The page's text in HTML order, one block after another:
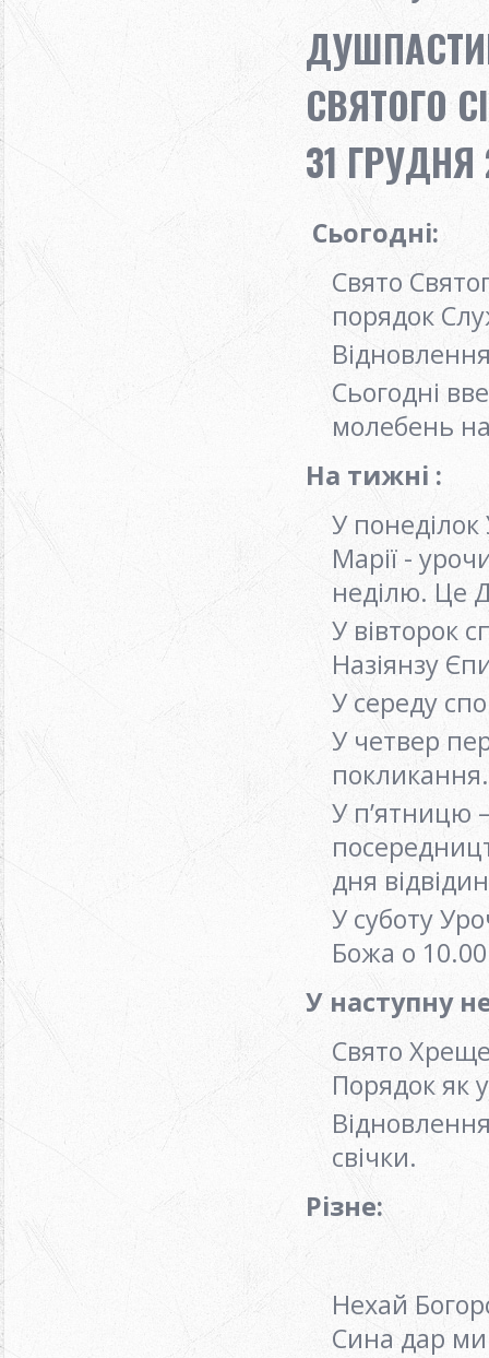
СВЯТОГО
31 ГРУДНЯ
Сьогодні:
Свято
порядок
Сьогодні
молебень
На тижні :
У понеділок
Марії -
неділю. Це
У вівторок
Назіянзу
У середу
У четвер
У п’ятницю
дня
У суботу
Божа о 10.00
У наступну
Свято
Порядок як
свічки.
Різне:
Нехай
Сина дар